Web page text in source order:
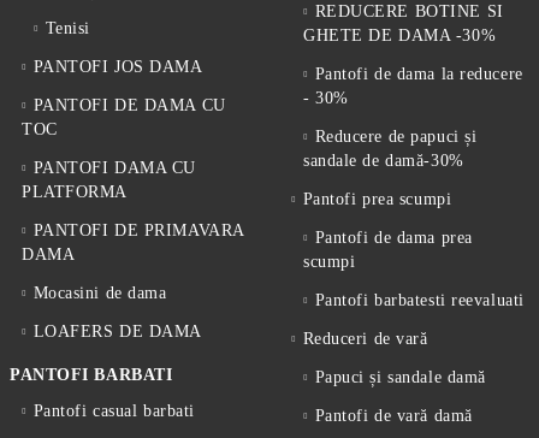
Tenisi
PANTOFI JOS DAMA
PANTOFI DE DAMA CU
TOC
PANTOFI DAMA CU
PLATFORMA
PANTOFI DE PRIMAVARA
DAMA
Mocasini de dama
LOAFERS DE DAMA
PANTOFI BARBATI
Pantofi casual barbati
REDUCERE BOTINE SI
GHETE DE DAMA -30%
Pantofi de dama la reducere
- 30%
Reducere de papuci și
sandale de damă-30%
Pantofi prea scumpi
Pantofi de dama prea
scumpi
Pantofi barbatesti reevaluati
Reduceri de vară
Papuci și sandale damă
Pantofi de vară damă